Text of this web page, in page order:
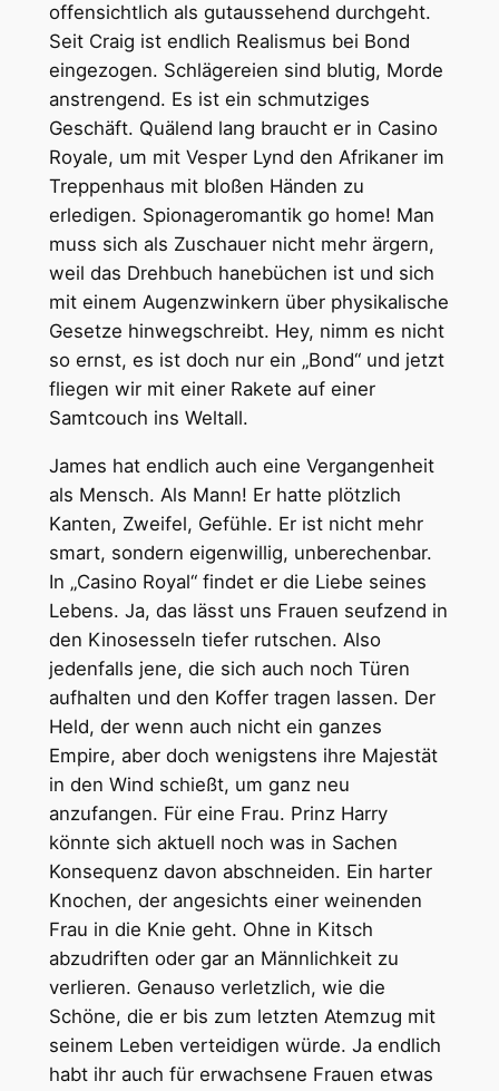
offensichtlich als gutaussehend durchgeht.
Seit Craig ist endlich Realismus bei Bond
eingezogen. Schlägereien sind blutig, Morde
anstrengend. Es ist ein schmutziges
Geschäft. Quälend lang braucht er in Casino
Royale, um mit Vesper Lynd den Afrikaner im
Treppenhaus mit bloßen Händen zu
erledigen. Spionageromantik go home! Man
muss sich als Zuschauer nicht mehr ärgern,
weil das Drehbuch hanebüchen ist und sich
mit einem Augenzwinkern über physikalische
Gesetze hinwegschreibt. Hey, nimm es nicht
so ernst, es ist doch nur ein „Bond“ und jetzt
fliegen wir mit einer Rakete auf einer
Samtcouch ins Weltall.
James hat endlich auch eine Vergangenheit
als Mensch. Als Mann! Er hatte plötzlich
Kanten, Zweifel, Gefühle. Er ist nicht mehr
smart, sondern eigenwillig, unberechenbar.
In „Casino Royal“ findet er die Liebe seines
Lebens. Ja, das lässt uns Frauen seufzend in
den Kinosesseln tiefer rutschen. Also
jedenfalls jene, die sich auch noch Türen
aufhalten und den Koffer tragen lassen. Der
Held, der wenn auch nicht ein ganzes
Empire, aber doch wenigstens ihre Majestät
in den Wind schießt, um ganz neu
anzufangen. Für eine Frau. Prinz Harry
könnte sich aktuell noch was in Sachen
Konsequenz davon abschneiden. Ein harter
Knochen, der angesichts einer weinenden
Frau in die Knie geht. Ohne in Kitsch
abzudriften oder gar an Männlichkeit zu
verlieren. Genauso verletzlich, wie die
Schöne, die er bis zum letzten Atemzug mit
seinem Leben verteidigen würde. Ja endlich
habt ihr auch für erwachsene Frauen etwas